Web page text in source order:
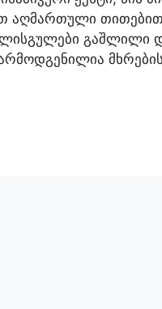
აღმართული
გაშლილი